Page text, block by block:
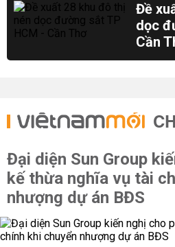
Đề
dọc
Cần
Đại diện Sun Group
kế thừa nghĩa vụ tài
nhượng dự án BĐS